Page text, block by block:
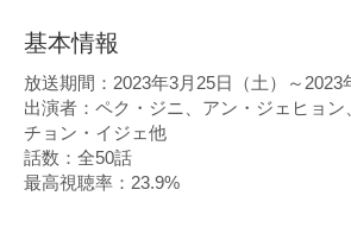
基本情報
放送期間：2023年3月25日（土）～2023
出演者：ペク・ジニ、アン・ジェヒョン
チョン・イジェ他
話数：全50話
最高視聴率：23.9%